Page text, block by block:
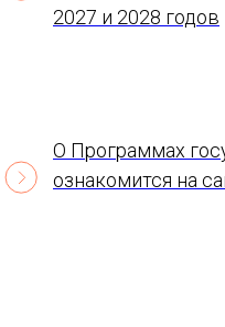
2027 и 2028 годов
О Программах
ознакомится на